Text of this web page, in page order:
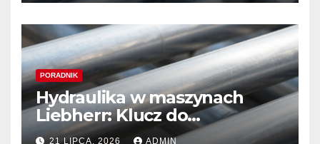
PORADNIK
Hydraulika w maszynach
Liebherr: Klucz do
niezawodności i optymalnej
21 LIPCA, 2026 ADMIN